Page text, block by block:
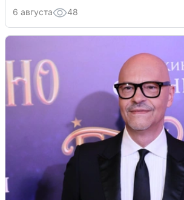
6 августа 48